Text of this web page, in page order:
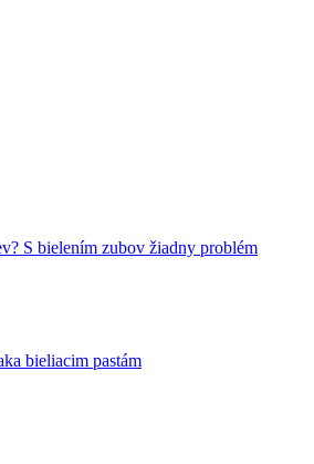
S bielením zubov žiadny problém
bieliacim pastám